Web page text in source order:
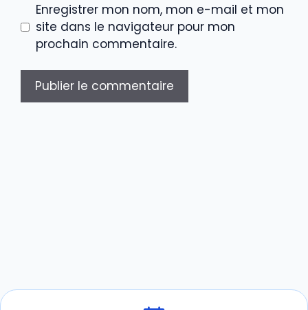
Enregistrer mon nom, mon e-mail et mon
site dans le navigateur pour mon
prochain commentaire.